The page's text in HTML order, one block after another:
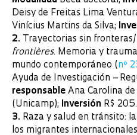
Deisy de Freitas Lima
Vinícius Martins da Silva;
2. Trayectorias sin fronteras/
frontières. Memoria y
mundo contemporáneo ( nº
Ayuda de Investigación –
responsable Ana Carolina
(Unicamp); Inversión R$
3. Raza y salud en tránsito:
los migrantes